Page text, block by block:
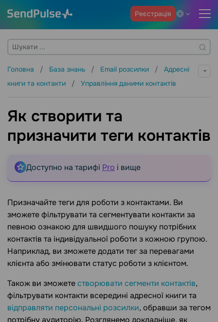
Реєстрація
Головна База знань Email розсилки
Адресні
книги та контакти
Управління даними контактів
Як cтворити та
призначити теги контактів
Доступно на тарифі Pro і вище
Призначайте теги для роботи з контактами. Ви
зможете фільтрувати та сегментувати контакти за
певною ознакою для швидшого пошуку потрібних
контактів та індивідуальної роботи з кожною групою.
Наприклад, ви зможете додати тег за перевагами
клієнта або змінювати статус роботи з клієнтом.
Також ви зможетестворювати сегменти контактів,
фільтрувати контакти всередині адресної книги та
відправляти персональні розсилки, обравши за тегом